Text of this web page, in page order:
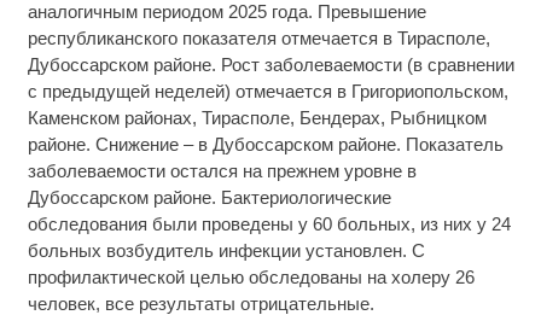
аналогичным периодом 2025 года. Превышение
республиканского показателя отмечается в Тирасполе,
Дубоссарском районе. Рост заболеваемости (в сравнении
с предыдущей неделей) отмечается в Григориопольском,
Каменском районах, Тирасполе, Бендерах, Рыбницком
районе. Снижение – в Дубоссарском районе. Показатель
заболеваемости остался на прежнем уровне в
Дубоссарском районе. Бактериологические
обследования были проведены у 60 больных, из них у 24
больных возбудитель инфекции установлен. С
профилактической целью обследованы на холеру 26
человек, все результаты отрицательные.